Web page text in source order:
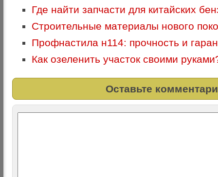
Где найти запчасти для китайских
Строительные материалы нового
Профнастила н114: прочность и
Как озеленить участок своими
Оставьте